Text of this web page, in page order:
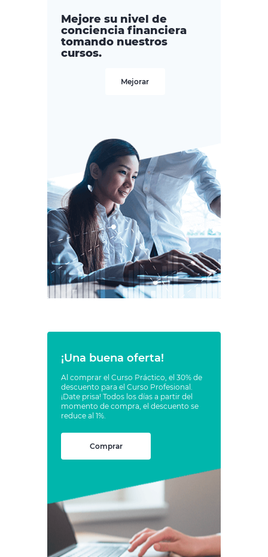
Mejore su nivel de
conciencia financiera
tomando nuestros
cursos.
Mejorar
¡Una buena oferta!
Al comprar el Curso Práctico, el 30% de
descuento para el Curso Profesional.
¡Date prisa! Todos los días a partir del
momento de compra, el descuento se
reduce al 1%.
Comprar